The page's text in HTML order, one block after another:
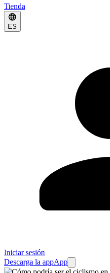
Tienda
ES
Iniciar sesión
Descarga la appApp